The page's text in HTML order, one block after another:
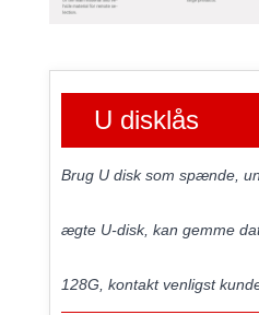
U disklås
Brug U disk som spænde,
ægte U-disk, kan gemme
128G, kontakt venligst